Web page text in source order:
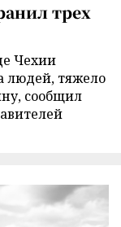
трех
Чехии
людей, тяжело
сообщил